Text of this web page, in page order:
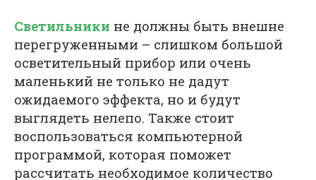
Светильники не должны быть внешне
перегруженными – слишком большой
осветительный прибор или очень
маленький не только не дадут
ожидаемого эффекта, но и будут
выглядеть нелепо. Также стоит
воспользоваться компьютерной
программой, которая поможет
рассчитать необходимое количество